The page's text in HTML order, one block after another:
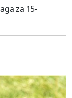
za 15-